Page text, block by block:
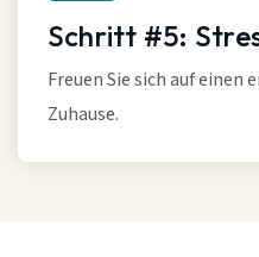
Schritt #5:
Freuen Sie sich auf
Zuhause.